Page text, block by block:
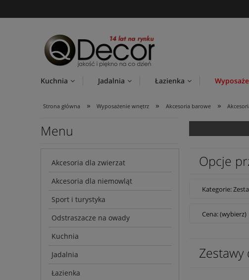
Kuchnia Jadalnia Łazienka
Strona główna » Wyposażenie wnętrz » Akcesoria barowe »
Menu
Akcesoria dla zwierzat
Akcesoria dla niemowląt
Sport i turystyka
Odstraszacze na owady
Kuchnia
Jadalnia
Łazienka
Opcje
Kategorie:
Cena: (wybierz)
Zestawy